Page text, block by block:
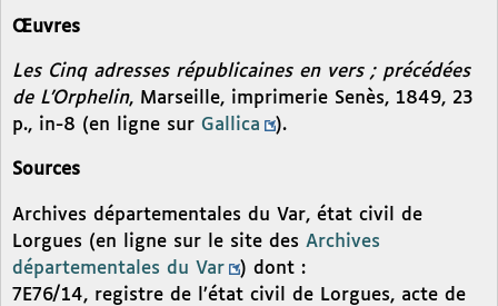
Œuvres
Les Cinq adresses républicaines en vers ; précédées
de L’Orphelin, Marseille, imprimerie Senès, 1849, 23
p., in-8 (en ligne sur Gallica ).
Sources
Archives départementales du Var, état civil de
Lorgues (en ligne sur le site des Archives
départementales du Var
) dont :
7E76/14, registre de l’état civil de Lorgues, acte de